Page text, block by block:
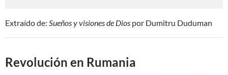
Extraído de: Sueños y visiones de Dios por Dumitru Duduman
Revolución en Rumania